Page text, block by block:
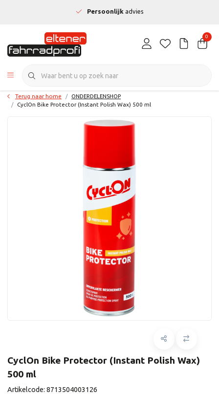
Persoonlijkadvies
0
Terug naar home
ONDERDELENSHOP
CyclOn Bike Protector (Instant Polish Wax) 500 ml
CyclOn Bike Protector (Instant Polish Wax)
500 ml
Artikelcode: 8713504003126